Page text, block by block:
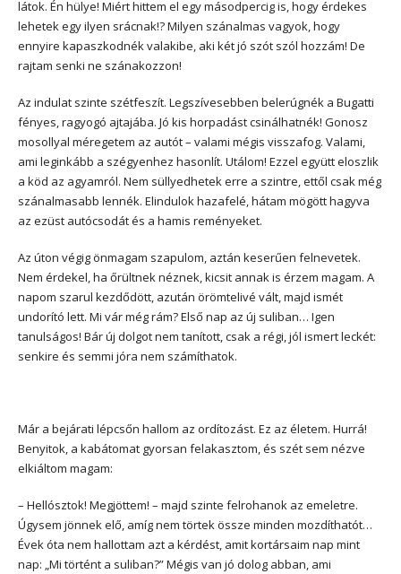
látok. Én hülye! Miért hittem el egy másodpercig is, hogy érdekes
lehetek egy ilyen srácnak!? Milyen szánalmas vagyok, hogy
ennyire kapaszkodnék valakibe, aki két jó szót szól hozzám! De
rajtam senki ne szánakozzon!
Az indulat szinte szétfeszít. Legszívesebben belerúgnék a Bugatti
fényes, ragyogó ajtajába. Jó kis horpadást csinálhatnék! Gonosz
mosollyal méregetem az autót – valami mégis visszafog. Valami,
ami leginkább a szégyenhez hasonlít. Utálom! Ezzel együtt eloszlik
a köd az agyamról. Nem süllyedhetek erre a szintre, ettől csak még
szánalmasabb lennék. Elindulok hazafelé, hátam mögött hagyva
az ezüst autócsodát és a hamis reményeket.
Az úton végig önmagam szapulom, aztán keserűen felnevetek.
Nem érdekel, ha őrültnek néznek, kicsit annak is érzem magam. A
napom szarul kezdődött, azután örömtelivé vált, majd ismét
undorító lett. Mi vár még rám? Első nap az új suliban… Igen
tanulságos! Bár új dolgot nem tanított, csak a régi, jól ismert leckét:
senkire és semmi jóra nem számíthatok.
Már a bejárati lépcsőn hallom az ordítozást. Ez az életem. Hurrá!
Benyitok, a kabátomat gyorsan felakasztom, és szét sem nézve
elkiáltom magam:
– Hellósztok! Megjöttem! – majd szinte felrohanok az emeletre.
Úgysem jönnek elő, amíg nem törtek össze minden mozdíthatót…
Évek óta nem hallottam azt a kérdést, amit kortársaim nap mint
nap: „Mi történt a suliban?” Mégis van jó dolog abban, ami